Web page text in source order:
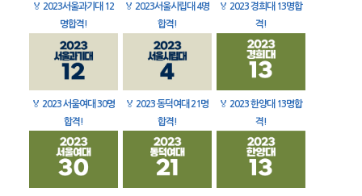
🏅 2023서울과기대 12
명합격!
🏅 2023서울시립대 4명
합격!
🏅 2023 경희대 13명합
격!
🏅 2023 서울여대 30명
합격!
🏅 2023 동덕여대 21명
합격!
🏅 2023 한양대 13명합
격!